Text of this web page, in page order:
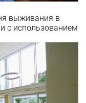
выживания в
с использованием